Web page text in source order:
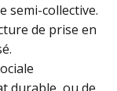
semi-collective.
de prise en